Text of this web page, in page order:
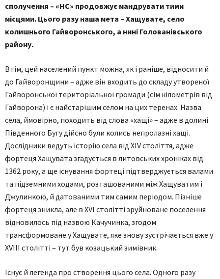
сполучення – «НС» продовжує мандрувати тими
місцями. Цього разу наша мета – Хащувате, село
колишнього Гайворонського, а нині Голованівського
району.
Втім, цей населений пункт можна, як і раніше, відносити й
до Гайворонщини – адже він входить до складу утвореної
Гайворонської територіальної громади (сім кілометрів від
Гайворона) і є найстарішим селом на цих теренах. Назва
села, ймовірно, походить від слова «хащі» – адже в долині
Південного Бугу дійсно були колись непролазні хащі.
Дослідники ведуть історію села від XIV століття, адже
фортеця Хащувата згадується в литовських хроніках від
1362 року, а ще існування фортеці підтверджується валами
та підземними ходами, розташованими між Хащуватим і
Джулинкою, й датованими тим самим періодом. Пізніше
фортеця зникла, але в ХVI столітті зруйноване поселення
відновилось під назвою Качучинка, згодом
трансформоване у Хащувате, яке знову зустрічається вже у
XVIII столітті – тут був козацький зимівник.
Існує й легенда про створення цього села. Одного разу